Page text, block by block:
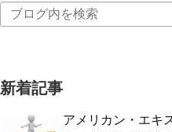
新着記事
アメリカン・エキ